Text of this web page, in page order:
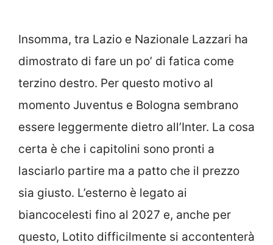
Insomma, tra Lazio e Nazionale Lazzari ha
dimostrato di fare un po’ di fatica come
terzino destro. Per questo motivo al
momento Juventus e Bologna sembrano
essere leggermente dietro all’Inter. La cosa
certa è che i capitolini sono pronti a
lasciarlo partire ma a patto che il prezzo
sia giusto. L’esterno è legato ai
biancocelesti fino al 2027 e, anche per
questo, Lotito difficilmente si accontenterà